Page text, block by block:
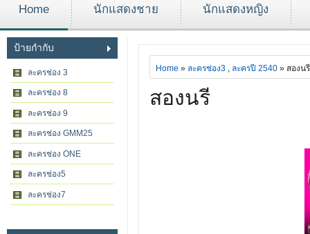
Home นักแสดงชาย นักแสดงหญิง
ป้ายกำกับ
ละครช่อง 3
ละครช่อง 8
ละครช่อง 9
ละครช่อง GMM25
ละครช่อง ONE
ละครช่อง5
ละครช่อง7
Home » ละครช่อง3 , ละครปี 2540 » สองนรี
สองนรี